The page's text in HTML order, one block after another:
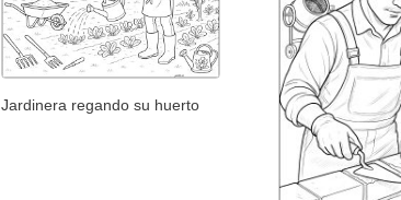
Jardinera regando su huerto